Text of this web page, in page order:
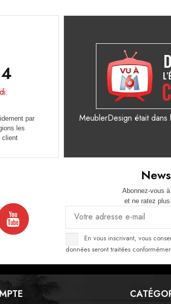
par
les
client
MeublerDesign était dans
Abonnez-vous
et ne ratez
En vous inscrivant, vous
données seront traitées